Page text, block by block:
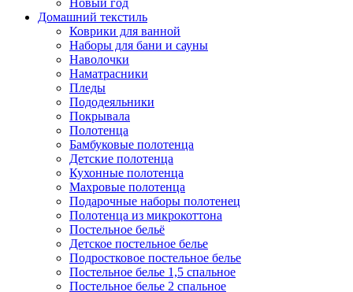
Новый год
Домашний текстиль
Коврики для ванной
Наборы для бани и сауны
Наволочки
Наматрасники
Пледы
Пододеяльники
Покрывала
Полотенца
Бамбуковые полотенца
Детские полотенца
Кухонные полотенца
Махровые полотенца
Подарочные наборы полотенец
Полотенца из микрокоттона
Постельное бельё
Детское постельное белье
Подростковое постельное белье
Постельное белье 1,5 спальное
Постельное белье 2 спальное